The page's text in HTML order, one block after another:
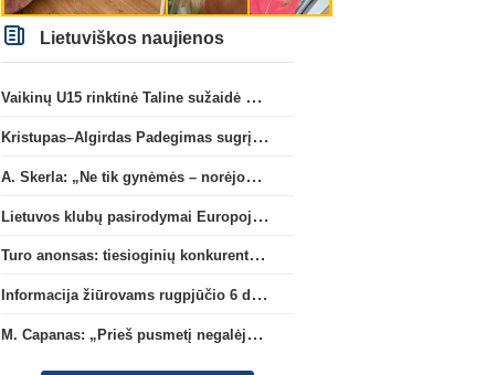
Lietuviškos naujienos
Vaikinų U15 rinktinė Taline sužaidė pirmąsias kontrolines rungtynes
Kristupas–Algirdas Padegimas sugrįžta į FC „Hegelmann” B sudėtį
A. Skerla: „Ne tik gynėmės – norėjome atakuoti“
Lietuvos klubų pasirodymai Europoje: patirti pralaimėjimai Kroatijos atstovams
Turo anonsas: tiesioginių konkurentų dvikova Gargžduose
Informacija žiūrovams rugpjūčio 6 d. UEFA rungtynėms
M. Capanas: „Prieš pusmetį negalėjau net įsivaizduoti, kad žaisime prieš „Hajduk“